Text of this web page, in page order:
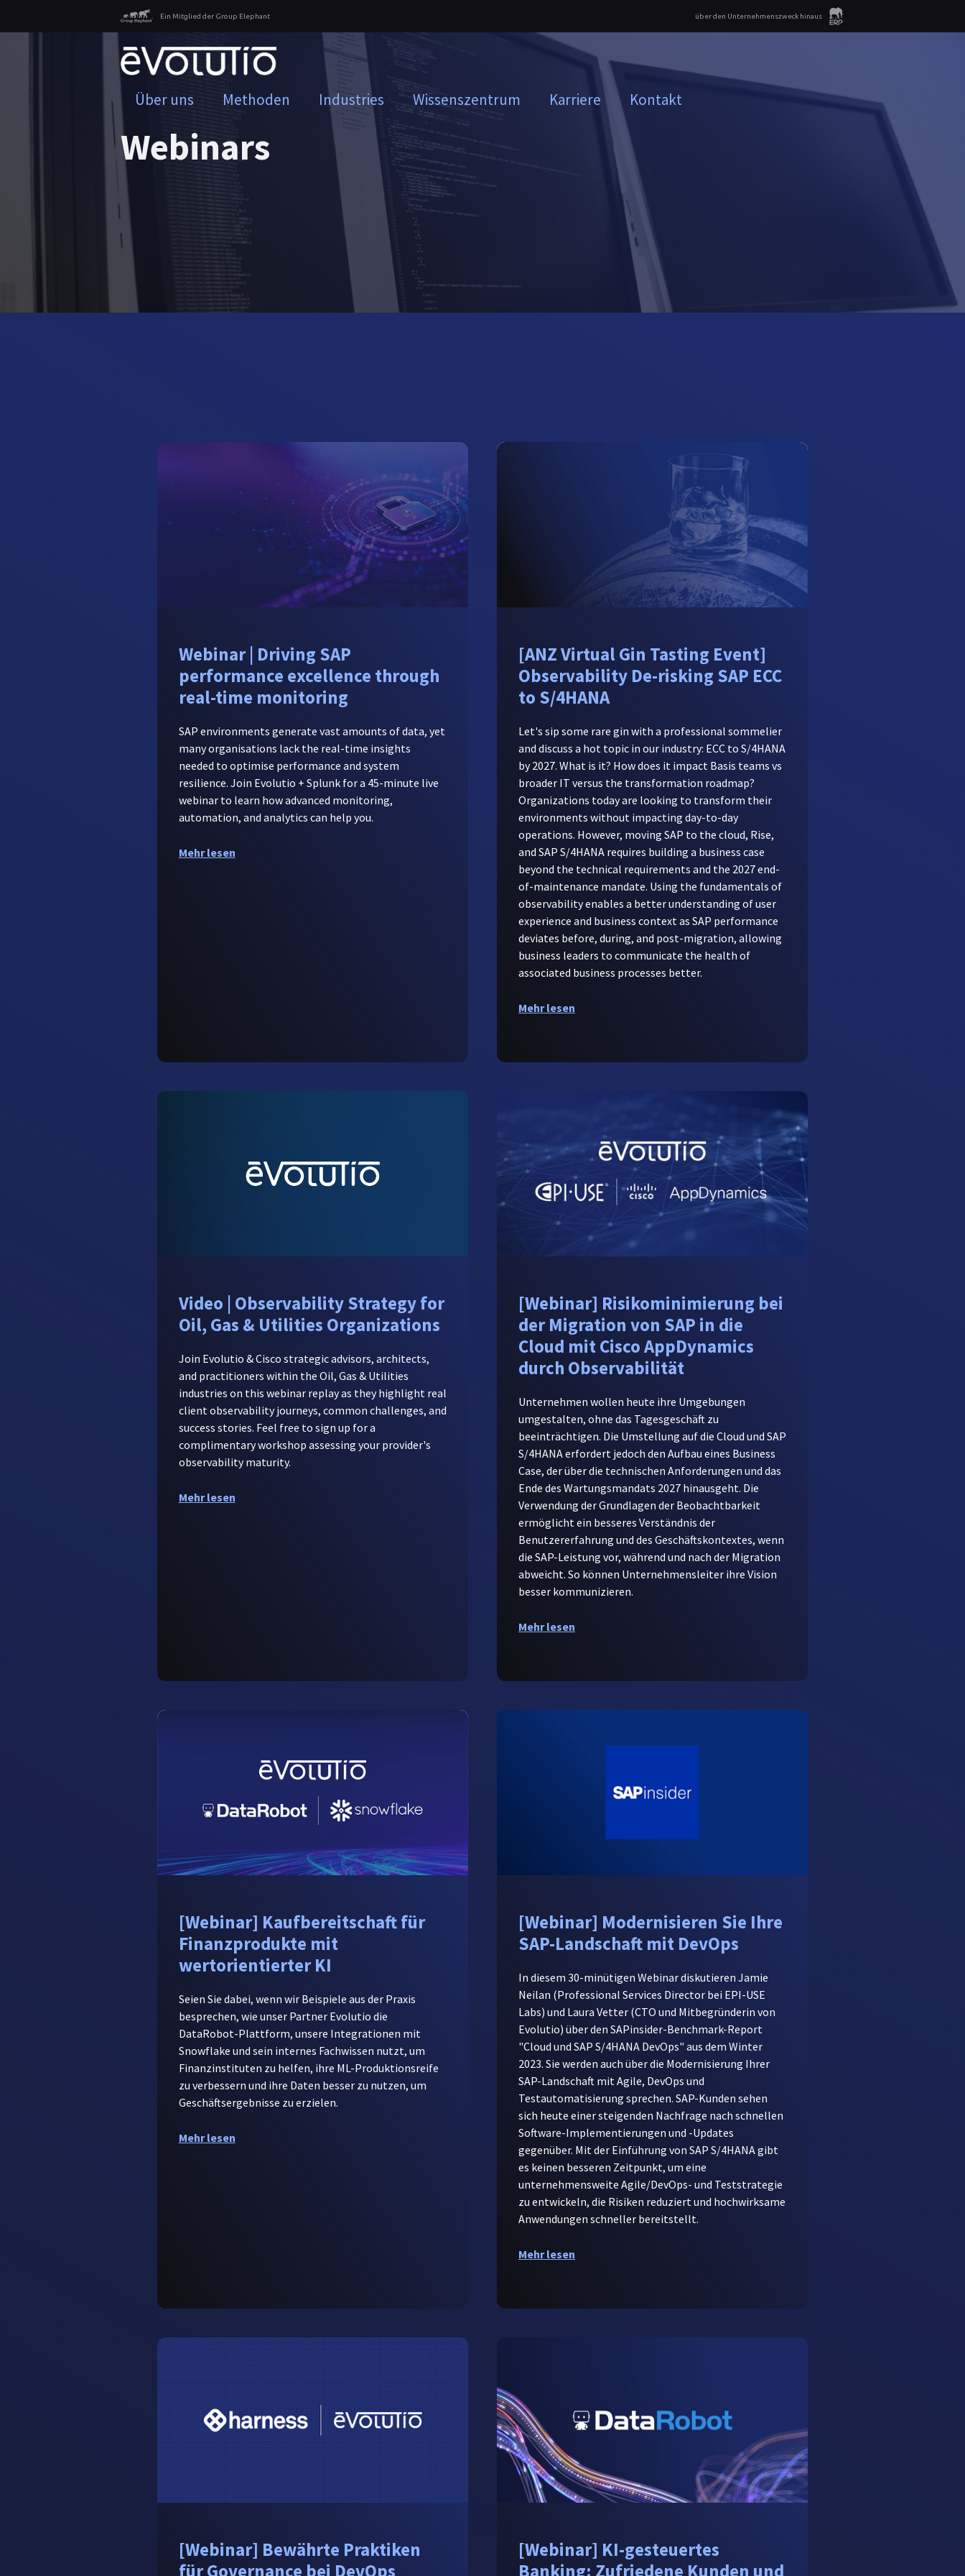
Ein Mitglied der Group Elephant über den Unternehmenszweck hinaus
Über uns Methoden Industries Wissenszentrum Karriere Kontakt
Webinars
Webinar | Driving SAP
performance excellence through
real-time monitoring
SAP environments generate vast amounts of data, yet
many organisations lack the real-time insights
needed to optimise performance and system
resilience. Join Evolutio + Splunk for a 45-minute live
webinar to learn how advanced monitoring,
automation, and analytics can help you.
Mehr lesen
[ANZ Virtual Gin Tasting Event]
Observability De-risking SAP ECC
to S/4HANA
Let's sip some rare gin with a professional sommelier
and discuss a hot topic in our industry: ECC to S/4HANA
by 2027. What is it? How does it impact Basis teams vs
broader IT versus the transformation roadmap?
Organizations today are looking to transform their
environments without impacting day-to-day
operations. However, moving SAP to the cloud, Rise,
and SAP S/4HANA requires building a business case
beyond the technical requirements and the 2027 end-
of-maintenance mandate. Using the fundamentals of
observability enables a better understanding of user
experience and business context as SAP performance
deviates before, during, and post-migration, allowing
business leaders to communicate the health of
associated business processes better.
Mehr lesen
Video | Observability Strategy for
Oil, Gas & Utilities Organizations
Join Evolutio & Cisco strategic advisors, architects,
and practitioners within the Oil, Gas & Utilities
industries on this webinar replay as they highlight real
client observability journeys, common challenges, and
success stories. Feel free to sign up for a
complimentary workshop assessing your provider's
observability maturity.
Mehr lesen
[Webinar] Risikominimierung bei
der Migration von SAP in die
Cloud mit Cisco AppDynamics
durch Observabilität
Unternehmen wollen heute ihre Umgebungen
umgestalten, ohne das Tagesgeschäft zu
beeinträchtigen. Die Umstellung auf die Cloud und SAP
S/4HANA erfordert jedoch den Aufbau eines Business
Case, der über die technischen Anforderungen und das
Ende des Wartungsmandats 2027 hinausgeht. Die
Verwendung der Grundlagen der Beobachtbarkeit
ermöglicht ein besseres Verständnis der
Benutzererfahrung und des Geschäftskontextes, wenn
die SAP-Leistung vor, während und nach der Migration
abweicht. So können Unternehmensleiter ihre Vision
besser kommunizieren.
Mehr lesen
[Webinar] Kaufbereitschaft für
Finanzprodukte mit
wertorientierter KI
Seien Sie dabei, wenn wir Beispiele aus der Praxis
besprechen, wie unser Partner Evolutio die
DataRobot-Plattform, unsere Integrationen mit
Snowflake und sein internes Fachwissen nutzt, um
Finanzinstituten zu helfen, ihre ML-Produktionsreife
zu verbessern und ihre Daten besser zu nutzen, um
Geschäftsergebnisse zu erzielen.
Mehr lesen
[Webinar] Modernisieren Sie Ihre
SAP-Landschaft mit DevOps
In diesem 30-minütigen Webinar diskutieren Jamie
Neilan (Professional Services Director bei EPI-USE
Labs) und Laura Vetter (CTO und Mitbegründerin von
Evolutio) über den SAPinsider-Benchmark-Report
"Cloud und SAP S/4HANA DevOps" aus dem Winter
2023. Sie werden auch über die Modernisierung Ihrer
SAP-Landschaft mit Agile, DevOps und
Testautomatisierung sprechen. SAP-Kunden sehen
sich heute einer steigenden Nachfrage nach schnellen
Software-Implementierungen und -Updates
gegenüber. Mit der Einführung von SAP S/4HANA gibt
es keinen besseren Zeitpunkt, um eine
unternehmensweite Agile/DevOps- und Teststrategie
zu entwickeln, die Risiken reduziert und hochwirksame
Anwendungen schneller bereitstellt.
Mehr lesen
[Webinar] Bewährte Praktiken
für Governance bei DevOps
[Webinar] KI-gesteuertes
Banking: Zufriedene Kunden und